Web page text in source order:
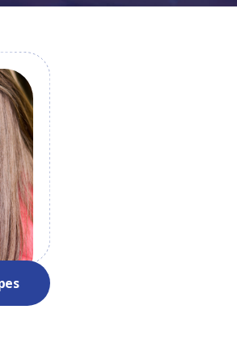
grâce à sontissu enduit
polaire tube lorsque le froid commence à
garder votre cou bien au chaud tout en
imprimé et coloris !